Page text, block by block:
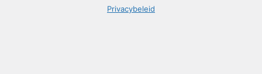
Privacybeleid